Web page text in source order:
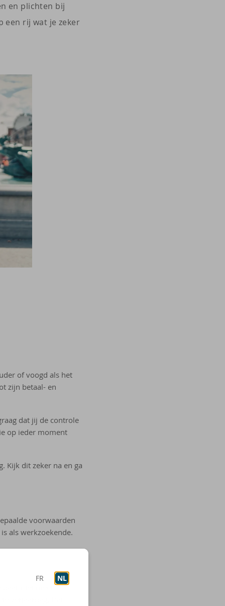
FR NL
en plichten bij
een rij wat je zeker
of voogd als het
zijn betaal- en
dat jij de controle
op ieder moment
Kijk dit zeker na en ga
voorwaarden
als werkzoekende.
niet meer